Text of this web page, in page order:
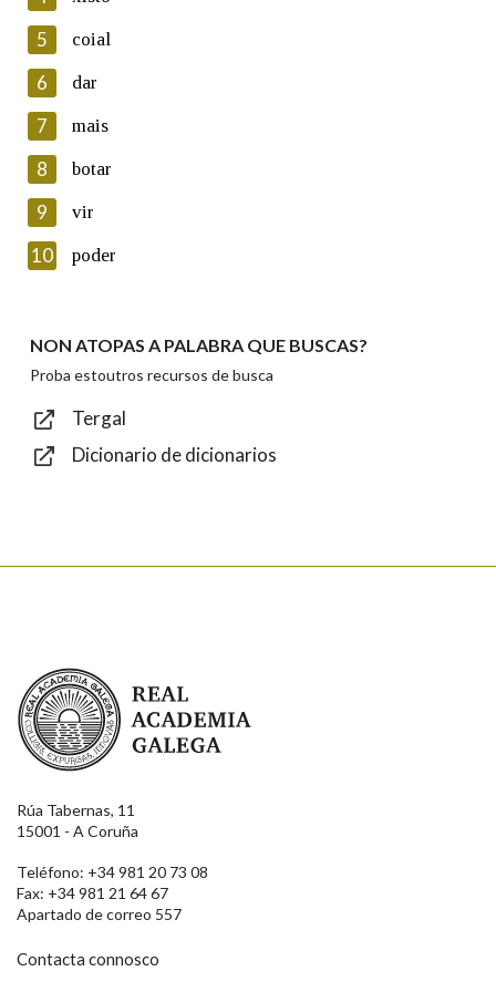
Lin e acepto as condicións da política de
Introduce o código que aparece na imaxe:
Texto de verificación
Enviar
5 coial
6 dar
7 mais
8 botar
9 vir
10 poder
NON ATOPAS A PALABRA QUE BUSCAS?
Proba estoutros recursos de busca
Tergal
Dicionario de dicionarios
Real Academia Galega
Rúa Tabernas, 11
15001 - A Coruña
Teléfono: +34 981 20 73 08
Fax: +34 981 21 64 67
Apartado de correo 557
Contacta connosco